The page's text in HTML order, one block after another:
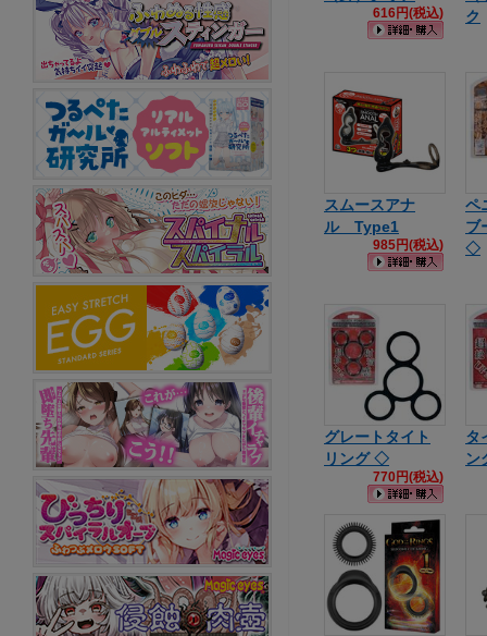
616円(税込)
ク
スムースアナ
ル Type1
985円(税込)
ペ
ブ
◇
グレートタイト
リング ◇
770円(税込)
タ